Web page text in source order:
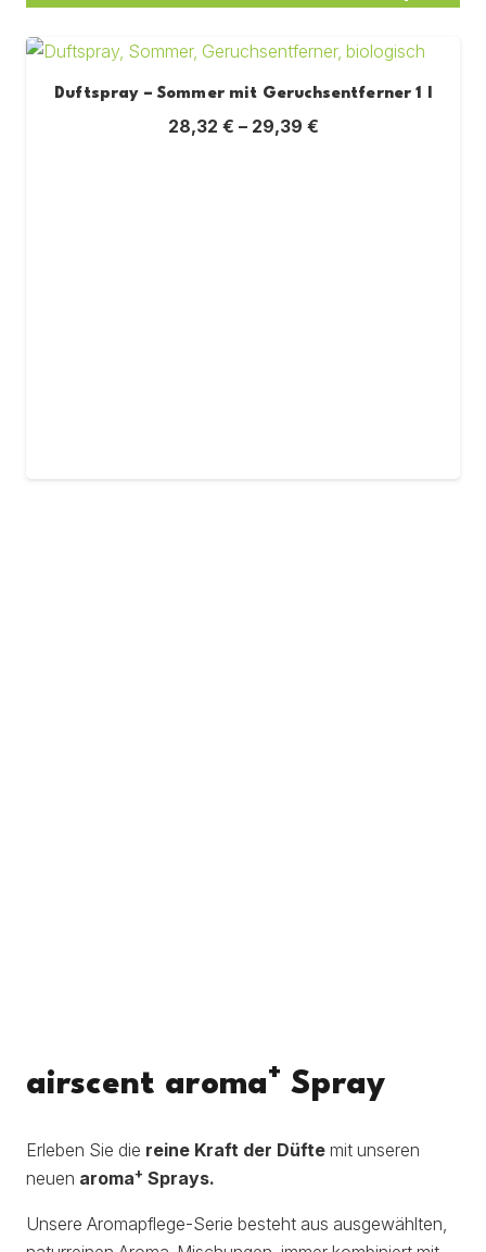
Duftspray – Sommer mit Geruchsentferner 1 l
28,32 € – 29,39 €
airscent aroma+ Spray
Erleben Sie die reine Kraft der Düfte mit unseren
neuen aroma+ Sprays.
Unsere Aromapflege-Serie besteht aus ausgewählten,